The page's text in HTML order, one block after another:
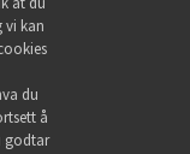
vi kan
du
å
godtar